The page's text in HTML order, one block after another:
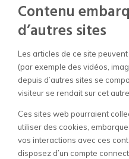
Contenu
d’autres sites
Les articles de ce site
(par exemple des vidéos,
depuis d’autres sites se
visiteur se rendait sur cet autre
Ces sites web pourraient
utiliser des cookies,
vos interactions avec ces
disposez d’un compte